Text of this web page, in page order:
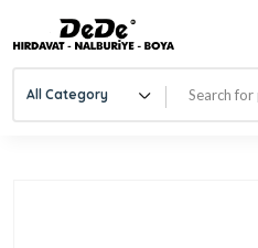
All Category